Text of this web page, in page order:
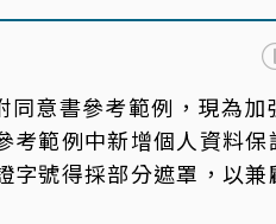
意書參考範例，現為加
範例中新增個人資料保
號得採部分遮罩，以